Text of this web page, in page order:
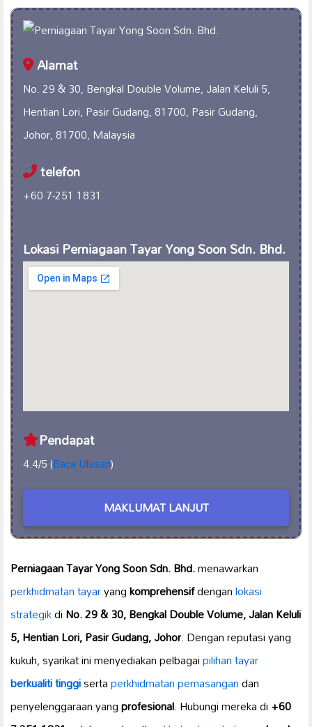
Alamat
No. 29 & 30, Bengkal Double Volume, Jalan Keluli 5,
Hentian Lori, Pasir Gudang, 81700, Pasir Gudang,
Johor, 81700, Malaysia
telefon
+60 7-251 1831
Lokasi Perniagaan Tayar Yong Soon Sdn. Bhd.
Pendapat
4.4/5 (Baca Ulasan)
MAKLUMAT LANJUT
Perniagaan Tayar Yong Soon Sdn. Bhd.menawarkan
perkhidmatan tayaryangkomprehensifdenganlokasi
strategikdiNo. 29 & 30, Bengkal Double Volume, Jalan Keluli
5, Hentian Lori, Pasir Gudang, Johor. Dengan reputasi yang
kukuh, syarikat ini menyediakan pelbagaipilihan tayar
berkualiti tinggisertaperkhidmatan pemasangandan
penyelenggaraan yangprofesional. Hubungi mereka di+60